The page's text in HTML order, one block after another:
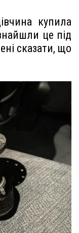
купила
це під
сказати, що